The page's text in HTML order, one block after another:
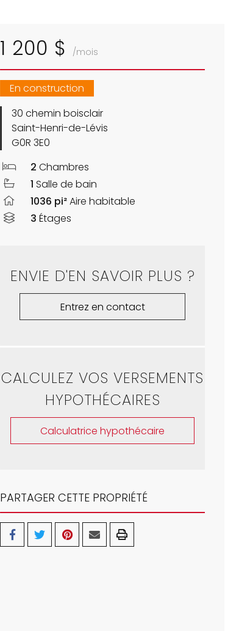
1 200 $ /mois
En construction
30 chemin boisclair
Saint-Henri-de-Lévis
G0R 3E0
2 Chambres
1 Salle de bain
1036 pi²Aire habitable
3 Étages
ENVIE D'EN SAVOIR PLUS ?
Entrez en contact
CALCULEZ VOS VERSEMENTS
HYPOTHÉCAIRES
Calculatrice hypothécaire
PARTAGER CETTE PROPRIÉTÉ